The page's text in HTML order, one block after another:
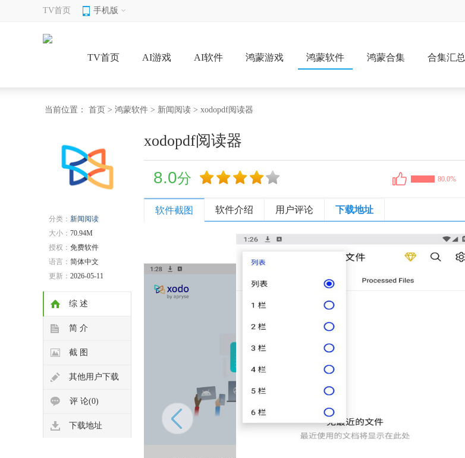
TV首页 手机版
TV首页 AI游戏 AI软件 鸿蒙游戏 鸿蒙软件 鸿蒙合集 合集汇总
当前位置： 首页 > 鸿蒙软件 > 新闻阅读 > xodopdf阅读器
分类： 新闻阅读
大小： 70.94M
授权： 免费软件
语言： 简体中文
更新： 2026-05-11
综 述
简 介
截 图
其他用户下载
评 论(0)
下载地址
xodopdf阅读器
8.0分 80.0%
软件截图 软件介绍 用户评论 下载地址